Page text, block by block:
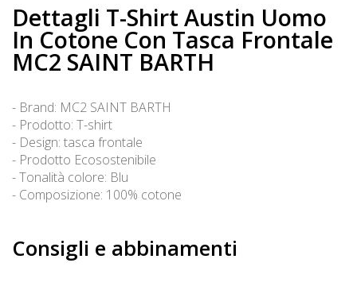
Dettagli T-Shirt Austin Uomo
In Cotone Con Tasca Frontale
MC2 SAINT BARTH
- Brand: MC2 SAINT BARTH
- Prodotto: T-shirt
- Design: tasca frontale
- Prodotto Ecosostenibile
- Tonalità colore: Blu
- Composizione: 100% cotone
Consigli e abbinamenti